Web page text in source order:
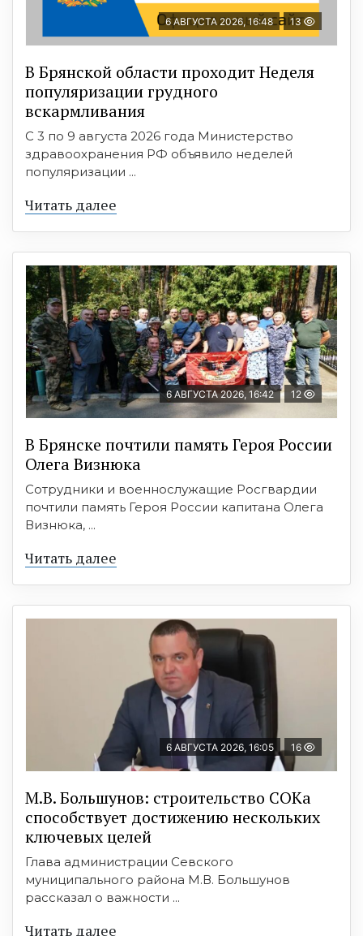
6 АВГУСТА 2026, 16:48 13
В Брянской области проходит Неделя
популяризации грудного
вскармливания
С 3 по 9 августа 2026 года Министерство
здравоохранения РФ объявило неделей
популяризации ...
Читать далее
6 АВГУСТА 2026, 16:42 12
В Брянске почтили память Героя России
Олега Визнюка
Сотрудники и военнослужащие Росгвардии
почтили память Героя России капитана Олега
Визнюка, ...
Читать далее
6 АВГУСТА 2026, 16:05 16
М.В. Большунов: строительство СОКа
способствует достижению нескольких
ключевых целей
Глава администрации Севского
муниципального района М.В. Большунов
рассказал о важности ...
Читать далее